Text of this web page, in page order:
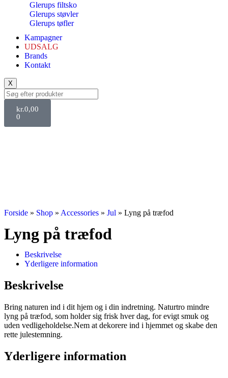
Glerups filtsko
Glerups støvler
Glerups tøfler
Kampagner
UDSALG
Brands
Kontakt
X
kr.0,00
0
Forside » Shop » Accessories » Jul » Lyng på træfod
Lyng på træfod
Beskrivelse
Yderligere information
Beskrivelse
Bring naturen ind i dit hjem og i din indretning. Naturtro mindre
lyng på træfod, som holder sig frisk hver dag, for evigt smuk og
uden vedligeholdelse.Nem at dekorere ind i hjemmet og skabe den
rette julestemning.
Yderligere information